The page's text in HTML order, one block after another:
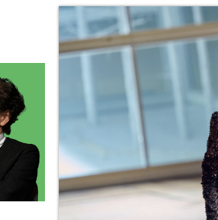
Opernhaus